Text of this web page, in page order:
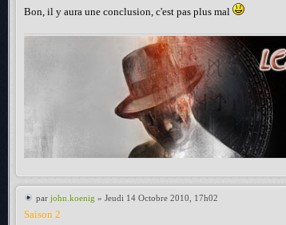
Bon, il y aura une conclusion, c'est pas plus mal
par john.koenig » Jeudi 14 Octobre 2010, 17h02
Saison 2